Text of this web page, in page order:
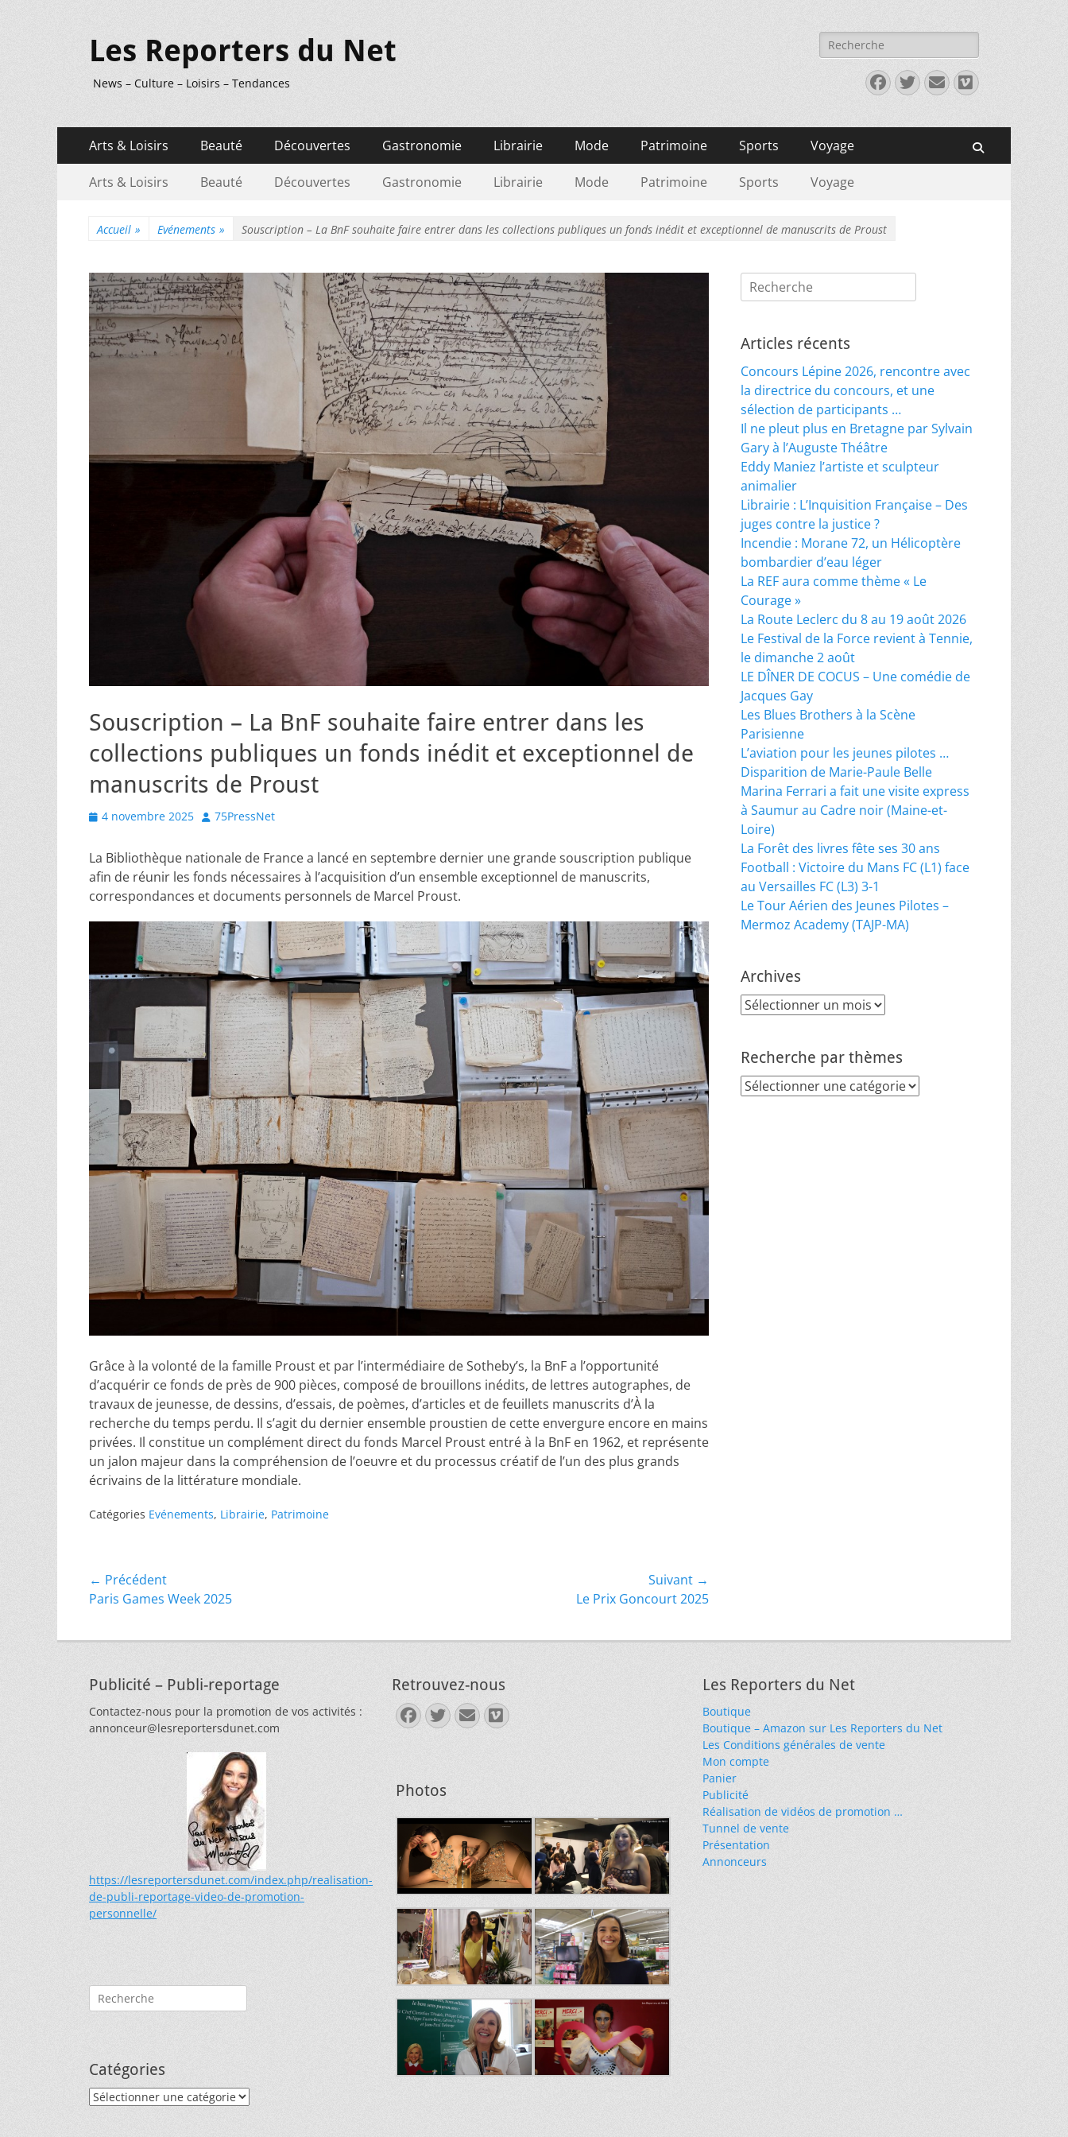
Les Reporters du Net
News – Culture – Loisirs – Tendances
Rechercher :
Facebook
Twitter
E-
mail
Vimeo
Menu
principal
contenu
Arts & Loisirs Beauté Découvertes Gastronomie Librairie Mode Patrimoine Sports Voyage
Menu
Arts & Loisirs Beauté Découvertes Gastronomie Librairie Mode Patrimoine Sports Voyage
Accueil » Evénements » Souscription – La BnF souhaite faire entrer dans les collections publiques un fonds inédit et exceptionnel de manuscrits de Proust
Souscription – La BnF souhaite faire entrer dans les
collections publiques un fonds inédit et exceptionnel de
manuscrits de Proust
Posted
4 novembre 2025 Author
75PressNet
La Bibliothèque nationale de France a lancé en septembre dernier une grande souscription publique
afin de réunir les fonds nécessaires à l’acquisition d’un ensemble exceptionnel de manuscrits,
correspondances et documents personnels de Marcel Proust.
Grâce à la volonté de la famille Proust et par l’intermédiaire de Sotheby’s, la BnF a l’opportunité
d’acquérir ce fonds de près de 900 pièces, composé de brouillons inédits, de lettres autographes, de
travaux de jeunesse, de dessins, d’essais, de poèmes, d’articles et de feuillets manuscrits d’À la
recherche du temps perdu. Il s’agit du dernier ensemble proustien de cette envergure encore en mains
privées. Il constitue un complément direct du fonds Marcel Proust entré à la BnF en 1962, et représente
un jalon majeur dans la compréhension de l’oeuvre et du processus créatif de l’un des plus grands
écrivains de la littérature mondiale.
Catégories Evénements, Librairie, Patrimoine
Navigation
de
l’article
← Précédent
Article
Paris Games Week 2025
Suivant →
Le Prix Goncourt 2025
Rechercher :
Articles récents
Concours Lépine 2026, rencontre avec
la directrice du concours, et une
sélection de participants …
Il ne pleut plus en Bretagne par Sylvain
Gary à l’Auguste Théâtre
Eddy Maniez l’artiste et sculpteur
animalier
Librairie : L’Inquisition Française – Des
juges contre la justice ?
Incendie : Morane 72, un Hélicoptère
bombardier d’eau léger
La REF aura comme thème « Le
Courage »
La Route Leclerc du 8 au 19 août 2026
Le Festival de la Force revient à Tennie,
le dimanche 2 août
LE DÎNER DE COCUS – Une comédie de
Jacques Gay
Les Blues Brothers à la Scène
Parisienne
L’aviation pour les jeunes pilotes …
Disparition de Marie-Paule Belle
Marina Ferrari a fait une visite express
à Saumur au Cadre noir (Maine-et-
Loire)
La Forêt des livres fête ses 30 ans
Football : Victoire du Mans FC (L1) face
au Versailles FC (L3) 3-1
Le Tour Aérien des Jeunes Pilotes –
Mermoz Academy (TAJP-MA)
Archives
Archives
Recherche par thèmes
Recherche
Publicité – Publi-reportage
Contactez-nous pour la promotion de vos activités :
annonceur@lesreportersdunet.com
https://lesreportersdunet.com/index.php/realisation-
de-publi-reportage-video-de-promotion-
personnelle/
Rechercher :
Catégories
Catégories
Retrouvez-nous
Facebook
Twitter
E-
mail
Vimeo
Photos
Les Reporters du Net
Boutique
Boutique – Amazon sur Les Reporters du Net
Les Conditions générales de vente
Mon compte
Panier
Publicité
Réalisation de vidéos de promotion …
Tunnel de vente
Présentation
Annonceurs